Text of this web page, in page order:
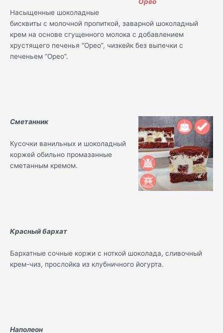
Насыщенные шоколадные
бисквиты с молочной пропиткой, заварной шоколадный
крем на основе сгущенного молока с добавлением
хрустящего печенья “Орео”, чизкейк без выпечки с
печеньем “Орео”.
Сметанник
Кусочки ванильных и шоколадный
коржей обильно промазанные
сметанным кремом.
Красный бархат
Бархатные сочные коржи с ноткой шоколада, сливочный
крем-чиз, прослойка из клубничного йогурта.
Наполеон